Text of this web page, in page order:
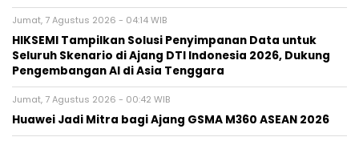
Jumat, 7 Agustus 2026 - 04:14 WIB
HIKSEMI Tampilkan Solusi Penyimpanan Data untuk
Seluruh Skenario di Ajang DTI Indonesia 2026, Dukung
Pengembangan AI di Asia Tenggara
Jumat, 7 Agustus 2026 - 00:42 WIB
Huawei Jadi Mitra bagi Ajang GSMA M360 ASEAN 2026